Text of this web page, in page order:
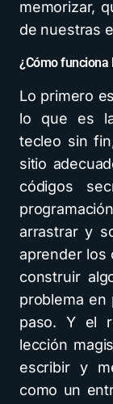
memorizar,
de nuestras
¿Cómo funciona
Lo primero
lo que es
tecleo sin
sitio
códigos
arrastrar y
aprender los
construir
problema en
paso. Y el
lección
escribir y
como un